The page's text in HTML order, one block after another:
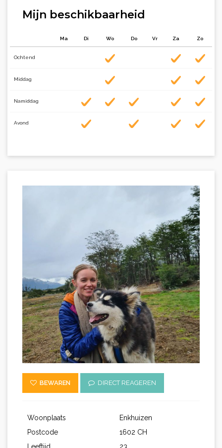
Mijn beschikbaarheid
Ma Di Wo Do Vr Za Zo
Ochtend
Middag
Namiddag
Avond
BEWAREN DIRECT REAGEREN
Woonplaats
Enkhuizen
Postcode
1602 CH